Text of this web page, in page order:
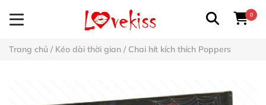
0
Trang chủ / Kéo dài thời gian / Chai hít kích thích Poppers